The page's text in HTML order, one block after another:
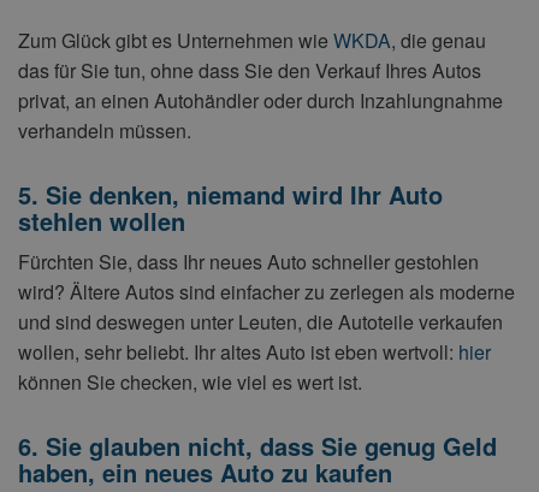
Zum Glück gibt es Unternehmen wie WKDA, die genau
das für Sie tun, ohne dass Sie den Verkauf Ihres Autos
privat, an einen Autohändler oder durch Inzahlungnahme
verhandeln müssen.
5. Sie denken, niemand wird Ihr Auto
stehlen wollen
Fürchten Sie, dass Ihr neues Auto schneller gestohlen
wird? Ältere Autos sind einfacher zu zerlegen als moderne
und sind deswegen unter Leuten, die Autoteile verkaufen
wollen, sehr beliebt. Ihr altes Auto ist eben wertvoll: hier
können Sie checken, wie viel es wert ist.
6. Sie glauben nicht, dass Sie genug Geld
haben, ein neues Auto zu kaufen